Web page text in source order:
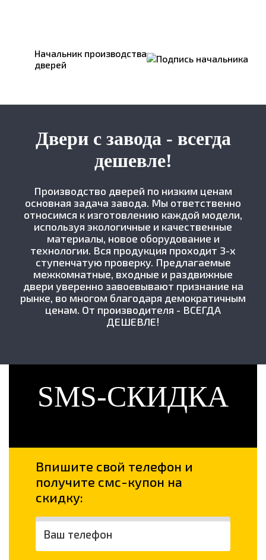
Начальник производства
дверей
Двери с завода - всегда
дешевле!
Производство дверей по низким ценам
основная задача завода. Мы ответственно
относимся к изготовлению каждой модели,
используя экологичные и качественные
материалы, новое оборудование и
технологии. Вся продукция проходит 3-х
ступенчатую проверку. Предлагаемые
межкомнатные, входные и раздвижные
двери уверенно завоевывают признание на
рынке, во многом благодаря демократичным
ценам. От производителя - ВСЕГДА
ДЕШЕВЛЕ!
SMS-СКИДКА
Впишите свой телефон и
получите смс-купон на
скидку: